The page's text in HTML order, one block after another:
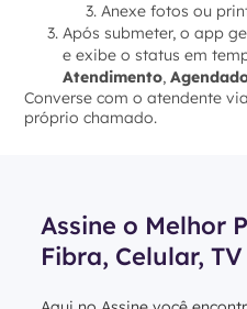
Anexe fotos ou
Após submeter, o app
e exibe o status em
Atendimento,
Converse com o atendente
próprio chamado.
Assine o Melhor
Fibra, Celular,